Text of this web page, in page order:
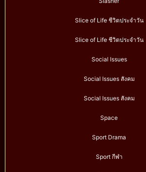
Slice of Life ชีวิตประจำวัน
Slice of Life ชีวิตประจำวัน
Social Issues
Social Issues สังคม
Social Issues สังคม
Space
Sport Drama
Sport กีฬา